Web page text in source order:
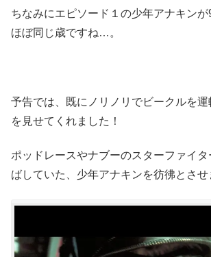
ちなみにエピソード１の少年アナキンが
ほぼ同じ歳ですね…。
予告では、既にノリノリでビークルを
を見せてくれました！
ポッドレースやナブーのスターファイ
ばしていた、少年アナキンを彷彿とさせ